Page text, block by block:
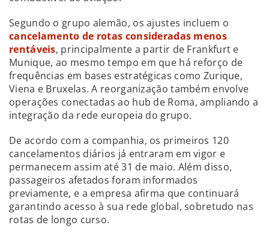
Segundo o grupo alemão, os ajustes incluem o
cancelamento de rotas consideradas menos
rentáveis, principalmente a partir de Frankfurt e
Munique, ao mesmo tempo em que há reforço de
frequências em bases estratégicas como Zurique,
Viena e Bruxelas. A reorganização também envolve
operações conectadas ao hub de Roma, ampliando a
integração da rede europeia do grupo.
De acordo com a companhia, os primeiros 120
cancelamentos diários já entraram em vigor e
permanecem assim até 31 de maio. Além disso,
passageiros afetados foram informados
previamente, e a empresa afirma que continuará
garantindo acesso à sua rede global, sobretudo nas
rotas de longo curso.